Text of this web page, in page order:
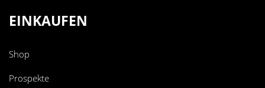
EINKAUFEN
Shop
Prospekte